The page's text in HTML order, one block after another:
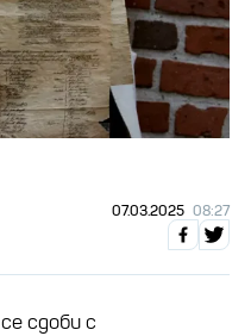
07.03.2025 08:27
сдоби с